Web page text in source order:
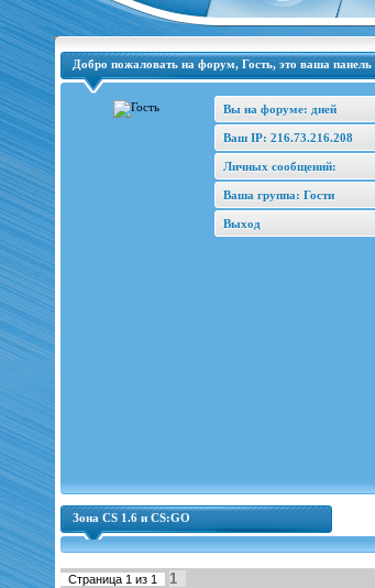
Добро пожаловать на форум, Гость, это ваша панель
Вы на форуме: дней
Ваш IP: 216.73.216.208
Личных сообщений:
Ваша группа: Гости
Выход
Зона CS 1.6 и CS:GO
Страница 1 из 1 1